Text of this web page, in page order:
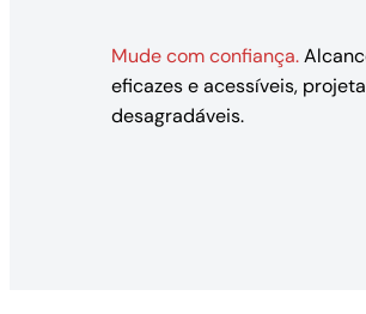
Mude com confiança.
eficazes e acessíveis,
desagradáveis.